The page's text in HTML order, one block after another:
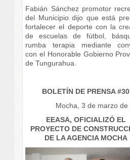
Fabián Sánchez promotor
del Municipio dijo que está
fortalecer el deporte con la
de escuelas de fútbol,
rumba terapia mediante
con el Honorable Gobierno
de Tungurahua.
BOLETÍN DE PRENSA #30
Mocha, 3 de marzo de
EEASA, OFICIALIZÓ EL
PROYECTO DE
DE LA AGENCIA MOCHA